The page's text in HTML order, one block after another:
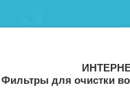
Фильтры для очистки